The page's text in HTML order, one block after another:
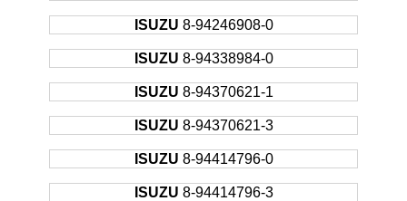
ISUZU 8-94246908-0
ISUZU 8-94338984-0
ISUZU 8-94370621-1
ISUZU 8-94370621-3
ISUZU 8-94414796-0
ISUZU 8-94414796-3